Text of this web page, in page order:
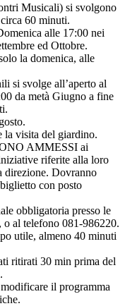
Musicali) si svolgono
60 minuti.
alle 17:00 nei
ed Ottobre.
la domenica, alle
si svolge all’aperto al
da metà Giugno a fine
la visita del giardino.
AMMESSI ai
riferite alla loro
direzione. Dovranno
con posto
obbligatoria presso le
al telefono 081-986220.
utile, almeno 40 minuti
ritirati 30 min prima del
il programma